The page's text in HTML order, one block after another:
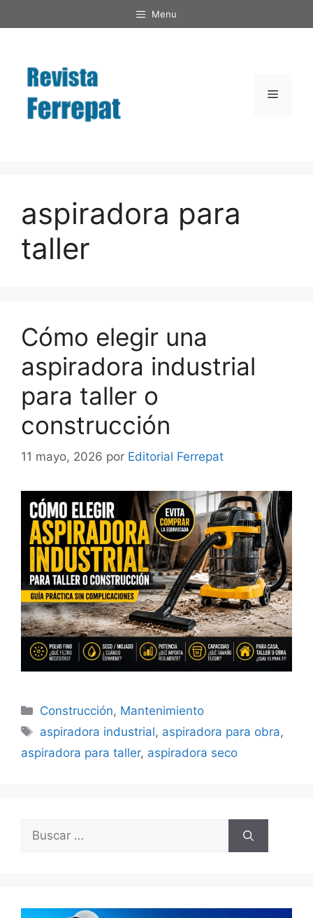
al
Menu
Menú
aspiradora para
taller
Cómo elegir una
aspiradora industrial
para taller o
construcción
11 mayo, 2026 por Editorial Ferrepat
Categorías
Construcción, Mantenimiento
Etiquetas
aspiradora industrial, aspiradora para obra,
aspiradora para taller, aspiradora seco
Buscar: